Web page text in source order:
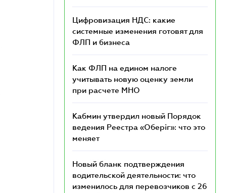
Цифровизация НДС: какие
системные изменения готовят для
ФЛП и бизнеса
Как ФЛП на едином налоге
учитывать новую оценку земли
при расчете МНО
Кабмин утвердил новый Порядок
ведения Реестра «Оберіг»: что это
меняет
Новый бланк подтверждения
водительской деятельности: что
изменилось для перевозчиков с 26